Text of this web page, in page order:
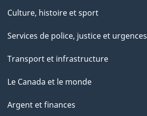
Culture, histoire et sport
Services de police, justice et urgences
Transport et infrastructure
Le Canada et le monde
Argent et finances